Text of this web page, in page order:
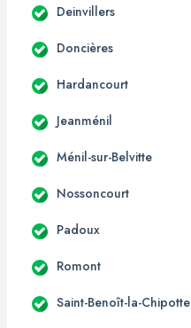
Deinvillers
Doncières
Hardancourt
Jeanménil
Ménil-sur-Belvitte
Nossoncourt
Padoux
Romont
Saint-Benoît-la-Chipotte